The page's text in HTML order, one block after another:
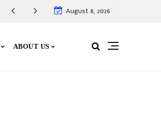
August 8, 2026
ABOUT US